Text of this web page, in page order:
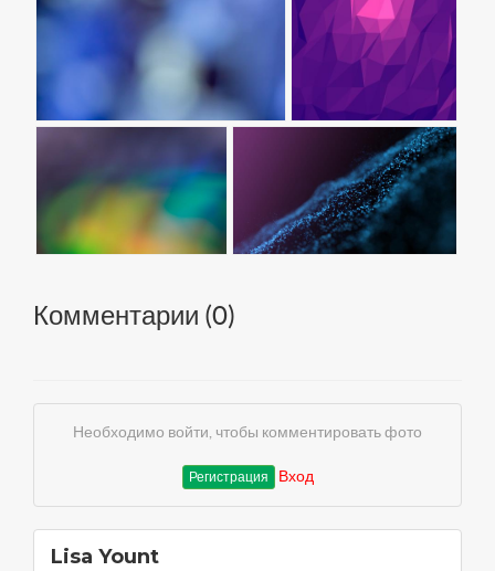
Комментарии (0)
Необходимо войти, чтобы комментировать фото
Регистрация Вход
Lisa Yount